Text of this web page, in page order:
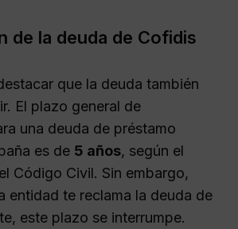
de la deuda de Cofidis
que la deuda también
El plazo general de
una deuda de préstamo
es de 5 años, según el
Código Civil. Sin embargo,
entidad te reclama la deuda de
este plazo se interrumpe.